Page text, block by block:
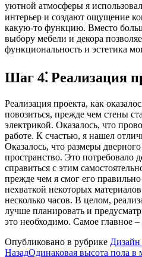
уютной атмосферы я
интерьер и создают ощущение
какую-то функцию. Вместо
выбору мебели и декора
функциональность и эстетика
Шаг 4⁚ Реализация
Реализация проекта, как
повозиться, прежде чем стены
электрикой. Оказалось, что
работе. К счастью, я нашел
Оказалось, что размеры
пространство. Это
справиться с этим
прежде чем я смог его
нехваткой некоторых
несколько часов. В целом,
лучше планировать и
это необходимо. Самое главное
Опубликовано в рубрике Дизайн
НазадОдинаковая высота пола в